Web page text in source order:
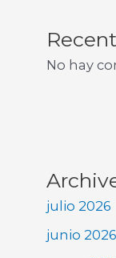
No hay
julio 2026
junio 2026